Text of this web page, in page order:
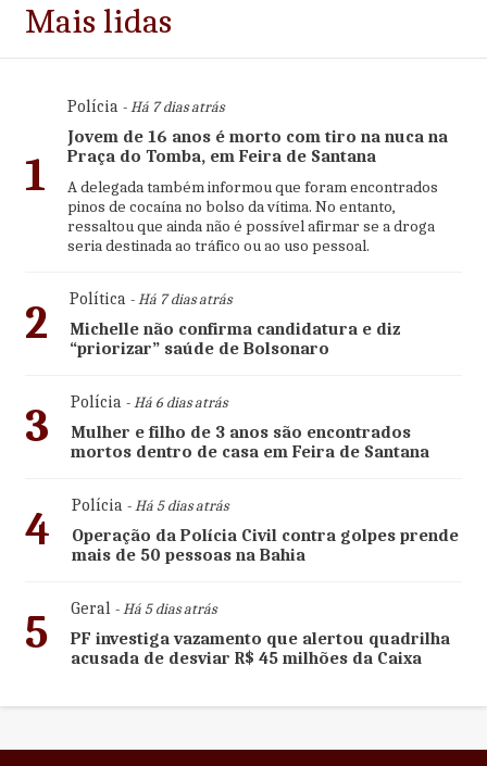
Mais lidas
1
Polícia- Há 7 dias atrás
Jovem de 16 anos é morto com tiro na nuca na
Praça do Tomba, em Feira de Santana
A delegada também informou que foram encontrados
pinos de cocaína no bolso da vítima. No entanto,
ressaltou que ainda não é possível afirmar se a droga
seria destinada ao tráfico ou ao uso pessoal.
2 Política- Há 7 dias atrás
Michelle não confirma candidatura e diz
“priorizar” saúde de Bolsonaro
3 Polícia- Há 6 dias atrás
Mulher e filho de 3 anos são encontrados
mortos dentro de casa em Feira de Santana
4 Polícia- Há 5 dias atrás
Operação da Polícia Civil contra golpes prende
mais de 50 pessoas na Bahia
5 Geral- Há 5 dias atrás
PF investiga vazamento que alertou quadrilha
acusada de desviar R$ 45 milhões da Caixa